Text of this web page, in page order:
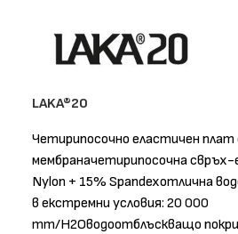
LAKA®20
Четирипосочно еластичен плат
мембраначетирипосочна
Nylon + 15% Spandexотлична
в екстремни условия: 20 000
mm/H2Oводоотблъскващо